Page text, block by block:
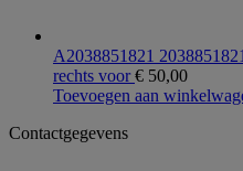
A2038851821
rechts voor€ 50,00
Toevoegen aan
Contactgegevens